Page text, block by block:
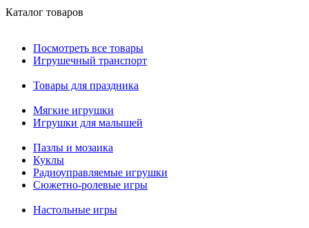
Каталог товаров
Посмотреть все товары
Игрушечный транспорт
Товары для праздника
Мягкие игрушки
Игрушки для малышей
Пазлы и мозаика
Куклы
Радиоуправляемые игрушки
Сюжетно-ролевые игры
Настольные игры